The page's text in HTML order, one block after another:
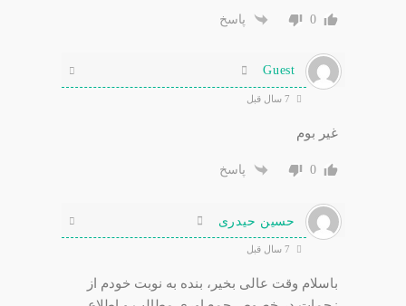
0 پاسخ
Guest
غیر بوم
0 پاسخ
حسین حیدری
باسلام وقت عالی بخیر، بنده به نوبت خودم از